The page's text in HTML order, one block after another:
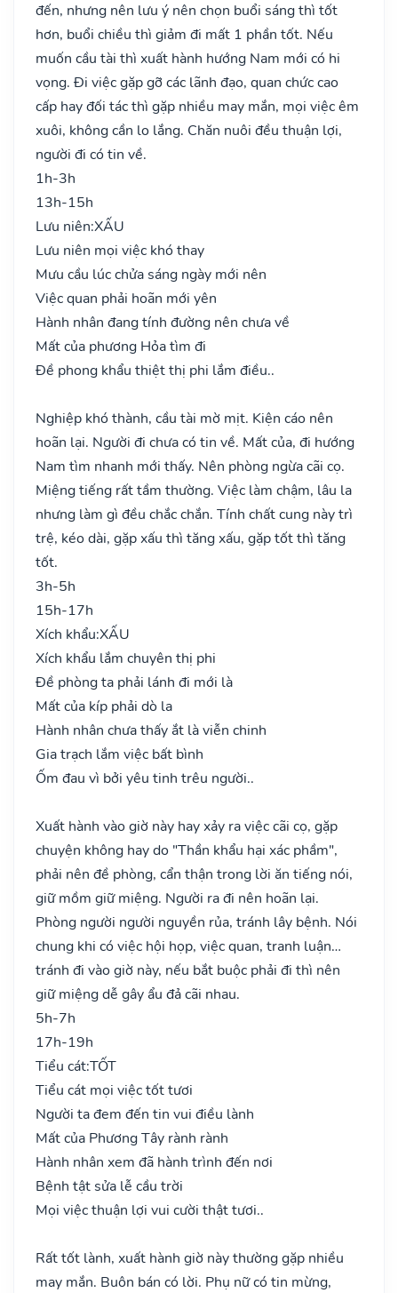
đến, nhưng nên lưu ý nên chọn buổi sáng thì tốt
hơn, buổi chiều thì giảm đi mất 1 phần tốt. Nếu
muốn cầu tài thì xuất hành hướng Nam mới có hi
vọng. Đi việc gặp gỡ các lãnh đạo, quan chức cao
cấp hay đối tác thì gặp nhiều may mắn, mọi việc êm
xuôi, không cần lo lắng. Chăn nuôi đều thuận lợi,
người đi có tin về.
1h-3h
13h-15h
Lưu niên:XẤU
Lưu niên mọi việc khó thay
Mưu cầu lúc chửa sáng ngày mới nên
Việc quan phải hoãn mới yên
Hành nhân đang tính đường nên chưa về
Mất của phương Hỏa tìm đi
Đề phong khẩu thiệt thị phi lắm điều..
Nghiệp khó thành, cầu tài mờ mịt. Kiện cáo nên
hoãn lại. Người đi chưa có tin về. Mất của, đi hướng
Nam tìm nhanh mới thấy. Nên phòng ngừa cãi cọ.
Miệng tiếng rất tầm thường. Việc làm chậm, lâu la
nhưng làm gì đều chắc chắn. Tính chất cung này trì
trệ, kéo dài, gặp xấu thì tăng xấu, gặp tốt thì tăng
tốt.
3h-5h
15h-17h
Xích khẩu:XẤU
Xích khẩu lắm chuyên thị phi
Đề phòng ta phải lánh đi mới là
Mất của kíp phải dò la
Hành nhân chưa thấy ắt là viễn chinh
Gia trạch lắm việc bất bình
Ốm đau vì bởi yêu tinh trêu người..
Xuất hành vào giờ này hay xảy ra việc cãi cọ, gặp
chuyện không hay do "Thần khẩu hại xác phầm",
phải nên đề phòng, cẩn thận trong lời ăn tiếng nói,
giữ mồm giữ miệng. Người ra đi nên hoãn lại.
Phòng người người nguyền rủa, tránh lây bệnh. Nói
chung khi có việc hội họp, việc quan, tranh luận…
tránh đi vào giờ này, nếu bắt buộc phải đi thì nên
giữ miệng dễ gây ẩu đả cãi nhau.
5h-7h
17h-19h
Tiểu cát:TỐT
Tiểu cát mọi việc tốt tươi
Người ta đem đến tin vui điều lành
Mất của Phương Tây rành rành
Hành nhân xem đã hành trình đến nơi
Bệnh tật sửa lễ cầu trời
Mọi việc thuận lợi vui cười thật tươi..
Rất tốt lành, xuất hành giờ này thường gặp nhiều
may mắn. Buôn bán có lời. Phụ nữ có tin mừng,